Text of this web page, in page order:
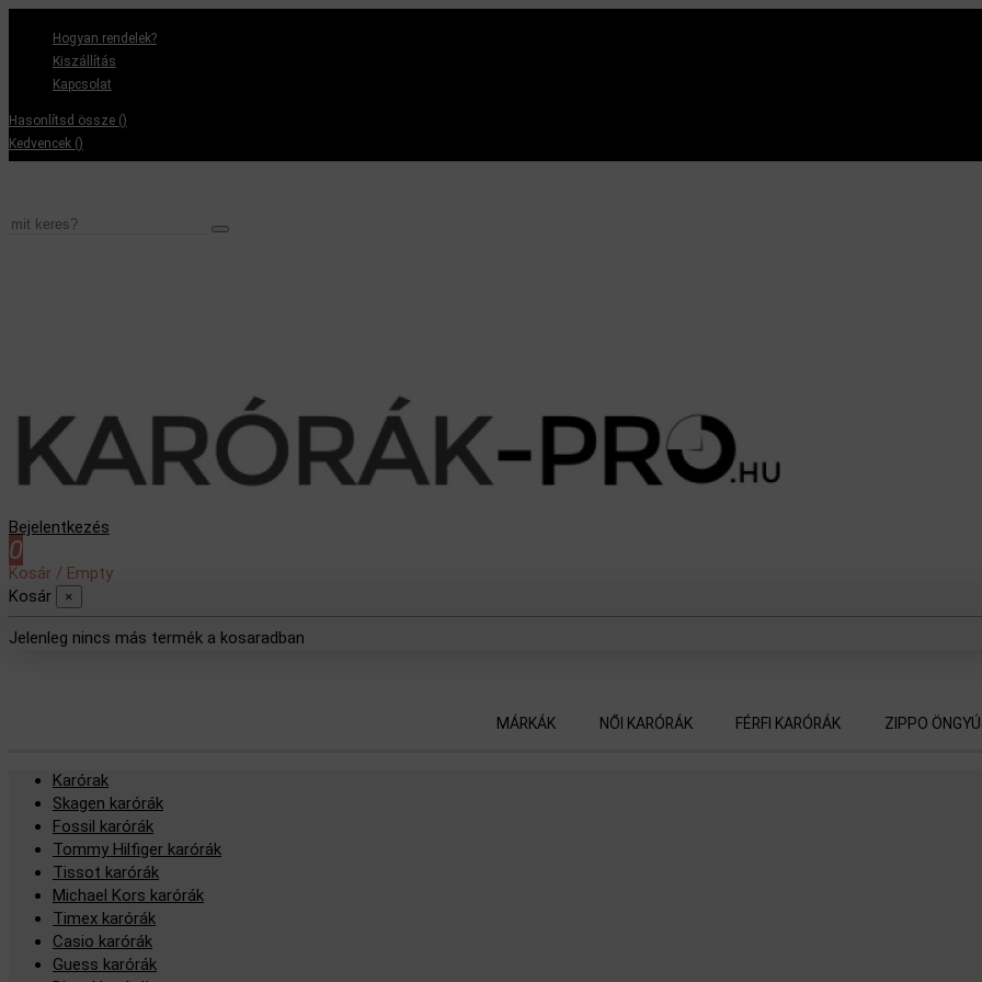
Hogyan rendelek?
Kiszállítás
Kapcsolat
Hasonlítsd össze ()
Kedvencek ()
Bejelentkezés
0
Kosár / Empty
Kosár
×
Jelenleg nincs más termék a kosaradban
MÁRKÁK NŐI KARÓRÁK FÉRFI KARÓRÁK ZIPPO
Karórak
Skagen karórák
Fossil karórák
Tommy Hilfiger karórák
Tissot karórák
Michael Kors karórák
Timex karórák
Casio karórák
Guess karórák